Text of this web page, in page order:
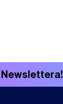
Newslettera!